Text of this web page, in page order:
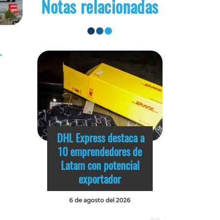
Notas relacionadas
DHL Express destaca a
10 emprendedores de
Latam con potencial
exportador
6 de agosto del 2026